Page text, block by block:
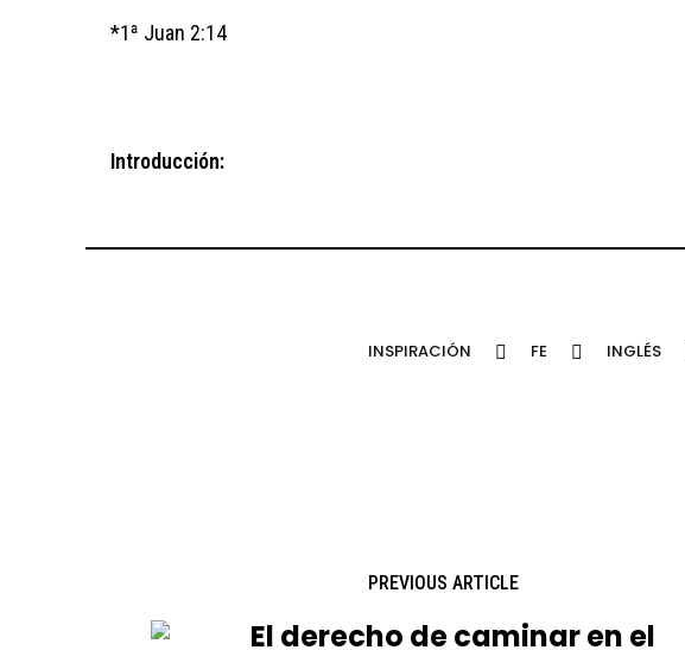
*1ª Juan 2:14
Introducción:
INSPIRACIÓN FE INGLÉS
PREVIOUS ARTICLE